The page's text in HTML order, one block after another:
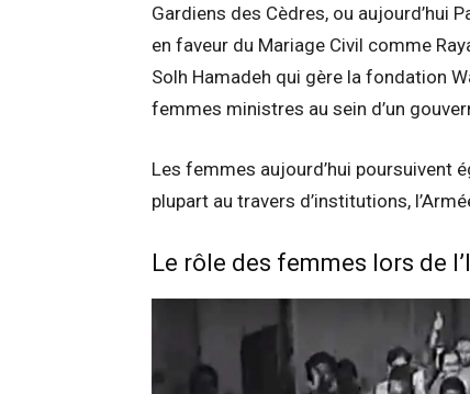
Gardiens des Cèdres, ou aujourd’hui
en faveur du Mariage Civil comme
Solh Hamadeh qui gère la fondation
femmes ministres au sein d’un
Les femmes aujourd’hui poursuivent
plupart au travers d’institutions,
Le rôle des femmes lors de